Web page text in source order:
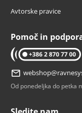
Avtorske pravice
Pomoč in
tel: 02 870 77 00
Od ponedeljka do petka